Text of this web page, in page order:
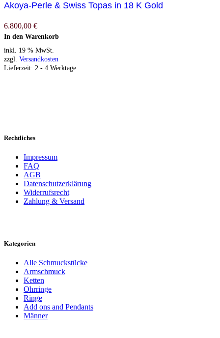
Akoya-Perle & Swiss Topas in 18 K Gold
6.800,00 €
In den Warenkorb
inkl. 19 % MwSt.
zzgl. Versandkosten
Lieferzeit: 2 - 4 Werktage
Rechtliches
Impressum
FAQ
AGB
Datenschutzerklärung
Widerrufsrecht
Zahlung & Versand
Kategorien
Alle Schmuckstücke
Armschmuck
Ketten
Ohrringe
Ringe
Add ons and Pendants
Männer